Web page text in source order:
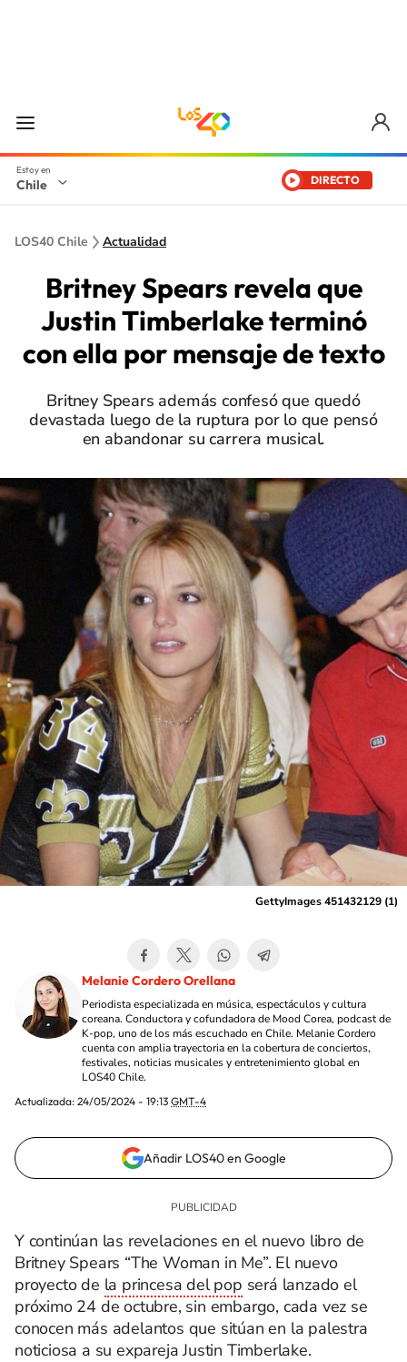
Chile DIRECTO
LOS40 Chile Actualidad
Britney Spears revela que
Justin Timberlake terminó
con ella por mensaje de texto
Britney Spears además confesó que quedó
devastada luego de la ruptura por lo que pensó
en abandonar su carrera musical.
GettyImages 451432129 (1)
Melanie Cordero Orellana
Periodista especializada en música, espectáculos y cultura
coreana. Conductora y cofundadora de Mood Corea, podcast de
K-pop, uno de los más escuchado en Chile. Melanie Cordero
cuenta con amplia trayectoria en la cobertura de conciertos,
festivales, noticias musicales y entretenimiento global en
LOS40 Chile.
Actualizada: 24/05/2024 - 19:13 GMT-4
Añadir LOS40 en Google
Y continúan las revelaciones en el nuevo libro de
Britney Spears “The Woman in Me”. El nuevo
proyecto de la princesa del pop será lanzado el
próximo 24 de octubre, sin embargo, cada vez se
conocen más adelantos que sitúan en la palestra
noticiosa a su expareja Justin Timberlake.